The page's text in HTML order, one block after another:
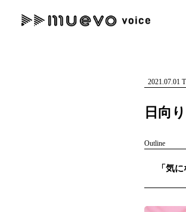
#女性SSW #
"読者の声を形にする”音楽特化メデ
2021.07.01
日向
Outline
「気